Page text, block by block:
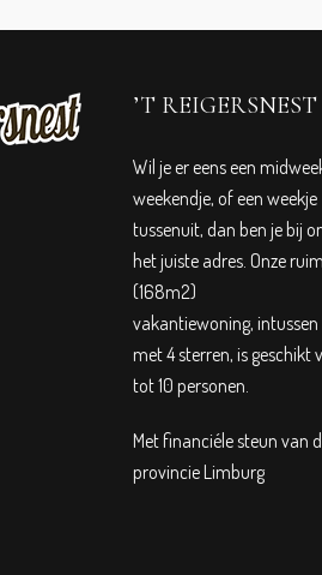
’T REIGERSNEST
Wil je er eens een
weekendje, of een weekje
tussenuit, dan ben je bij
het juiste adres. Onze
(168m2)
vakantiewoning, intussen
met 4 sterren, is geschikt
tot 10 personen.
Met financiéle steun van
provincie Limburg